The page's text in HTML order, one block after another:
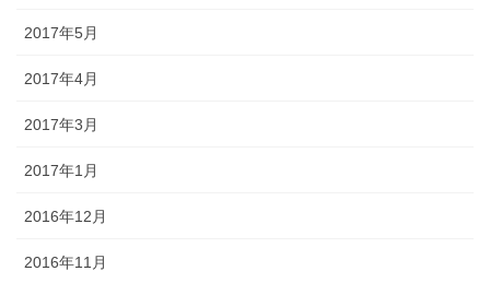
2017年5月
2017年4月
2017年3月
2017年1月
2016年12月
2016年11月